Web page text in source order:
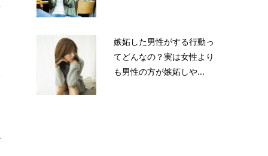
嫉妬した男性がする行動っ
てどんなの？実は女性より
も男性の方が嫉妬しや...